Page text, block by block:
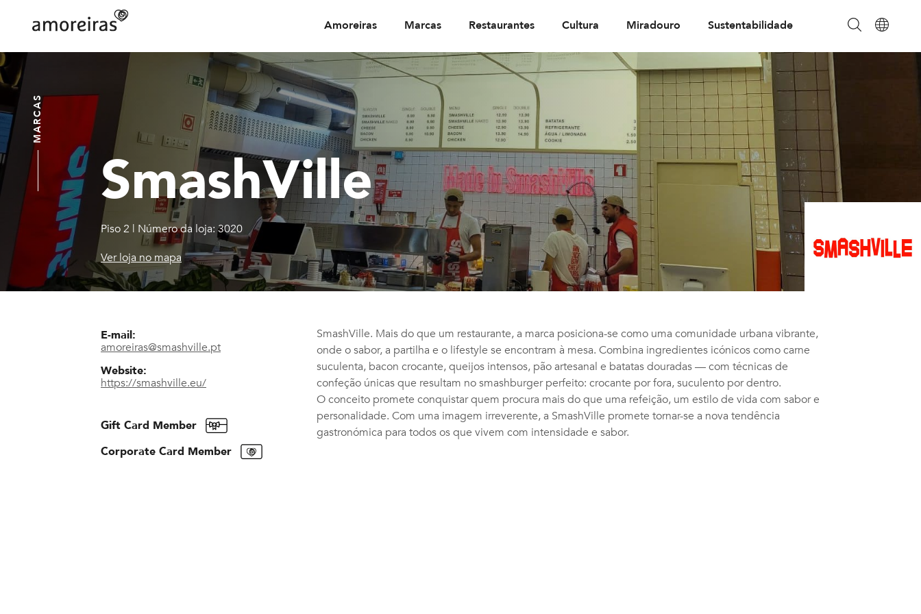
Home
Amoreiras Marcas Restaurantes Cultura Miradouro Sustentabilidade
SmashVille
Piso 2 | Número da loja: 3020
Ver loja no mapa
MARCAS
E-mail:
amoreiras@smashville.pt
Website:
https://smashville.eu/
Gift Card Member
Corporate Card Member
SmashVille. Mais do que um restaurante, a marca posiciona-se como uma comunidade urbana vibrante,
onde o sabor, a partilha e o lifestyle se encontram à mesa. Combina ingredientes icónicos como carne
suculenta, bacon crocante, queijos intensos, pão artesanal e batatas douradas — com técnicas de
confeção únicas que resultam no smashburger perfeito: crocante por fora, suculento por dentro.
O conceito promete conquistar quem procura mais do que uma refeição, um estilo de vida com sabor e
personalidade. Com uma imagem irreverente, a SmashVille promete tornar-se a nova tendência
gastronómica para todos os que vivem com intensidade e sabor.